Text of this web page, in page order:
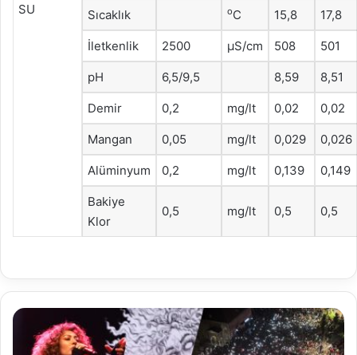
SU
Sıcaklık oC 15,8 17,8
İletkenlik 2500 μS/cm 508 501
pH 6,5/9,5 8,59 8,51
Demir 0,2 mg/lt 0,02 0,02
Mangan 0,05 mg/lt 0,029 0,026
Alüminyum 0,2 mg/lt 0,139 0,149
Bakiye
Klor
0,5 mg/lt 0,5 0,5
Bolu
Belediyesi’nden
coşkulu